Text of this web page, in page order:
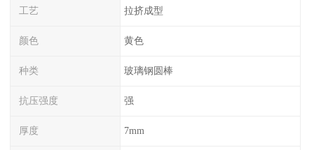
工艺 拉挤成型
颜色 黄色
种类 玻璃钢圆棒
抗压强度 强
厚度 7mm